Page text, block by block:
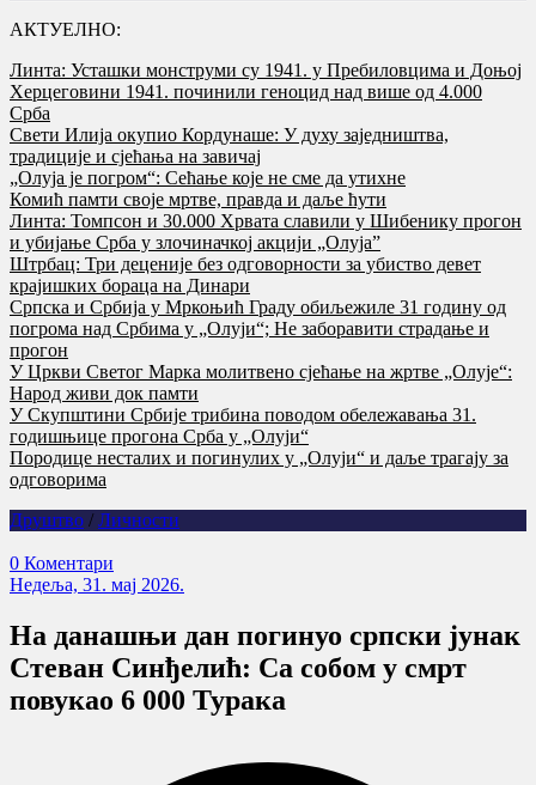
АКТУЕЛНО:
Линта: Усташки монструми су 1941. у Пребиловцима и Доњој
Херцеговини 1941. починили геноцид над више од 4.000
Срба
Свети Илија окупио Кордунаше: У духу заједништва,
традиције и сјећања на завичај
„Олуја је погром“: Сећање које не сме да утихне
Комић памти своје мртве, правда и даље ћути
Линта: Томпсон и 30.000 Хрвата славили у Шибенику прогон
и убијање Срба у злочиначкој акцији „Олуја”
Штрбац: Три деценије без одговорности за убиство девет
крајишких бораца на Динари
Српска и Србија у Мркоњић Граду обиљежиле 31 годину од
погрома над Србима у „Олуји“; Не заборавити страдање и
прогон
У Цркви Светог Марка молитвено сјећање на жртве „Олује“:
Народ живи док памти
У Скупштини Србије трибина поводом обележавања 31.
годишњице прогона Срба у „Олуји“
Породице несталих и погинулих у „Олуји“ и даље трагају за
одговорима
Друштво / Личности
0 Коментари
Недеља, 31. мај 2026.
На данашњи дан погинуо српски јунак
Стеван Синђелић: Са собом у смрт
повукао 6 000 Турака